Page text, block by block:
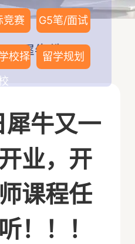
竞赛 G5笔/面试
校择
留学规划
>犀牛教研
牛又一
业，开
课程任
！！！